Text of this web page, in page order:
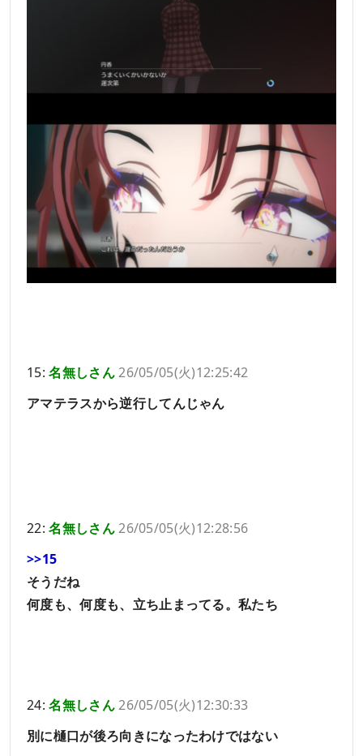
15:名無しさん26/05/05(火)12:25:42
アマテラスから逆行してんじゃん
22:名無しさん26/05/05(火)12:28:56
>>15
そうだね
何度も、何度も、立ち止まってる。私たち
24:名無しさん26/05/05(火)12:30:33
別に樋口が後ろ向きになったわけではない